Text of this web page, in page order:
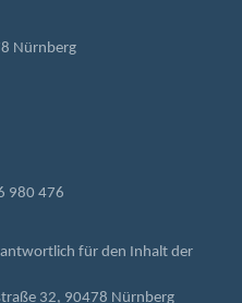
Nürnberg
980 476
für den Inhalt der
32, 90478 Nürnberg